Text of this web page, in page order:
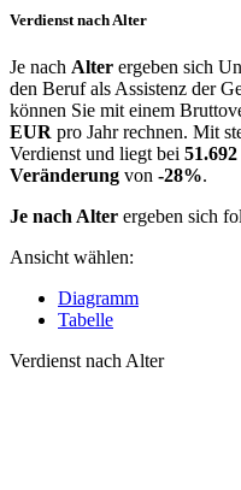
Verdienst nach Alter
Je nach Alter ergeben sich
den Beruf als Assistenz der
können Sie mit einem
EUR pro Jahr rechnen. Mit
Verdienst und liegt bei
Veränderung von -28%.
Je nach Alter ergeben sich
Ansicht wählen:
Diagramm
Tabelle
Verdienst nach Alter